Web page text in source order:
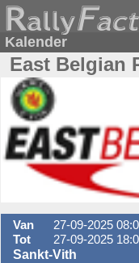
Kalender
East Belgian
Van
27-09-2025
Tot
27-09-2025
Sankt-Vith